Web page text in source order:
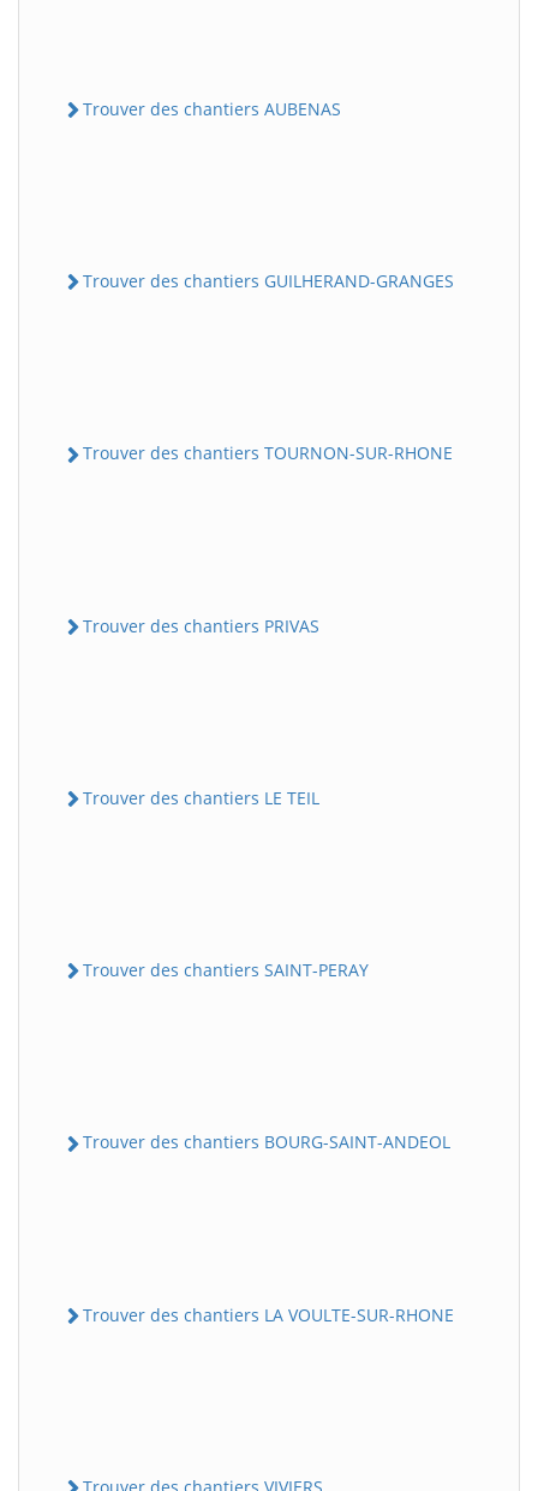
Trouver des chantiers AUBENAS
Trouver des chantiers GUILHERAND-GRANGES
Trouver des chantiers TOURNON-SUR-RHONE
Trouver des chantiers PRIVAS
Trouver des chantiers LE TEIL
Trouver des chantiers SAINT-PERAY
Trouver des chantiers BOURG-SAINT-ANDEOL
Trouver des chantiers LA VOULTE-SUR-RHONE